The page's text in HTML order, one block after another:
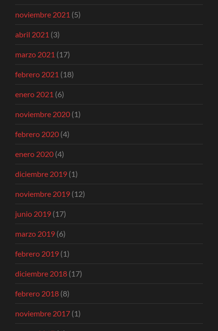
noviembre 2021 (5)
abril 2021 (3)
marzo 2021 (17)
febrero 2021 (18)
enero 2021 (6)
noviembre 2020 (1)
febrero 2020 (4)
enero 2020 (4)
diciembre 2019 (1)
noviembre 2019 (12)
junio 2019 (17)
marzo 2019 (6)
febrero 2019 (1)
diciembre 2018 (17)
febrero 2018 (8)
noviembre 2017 (1)